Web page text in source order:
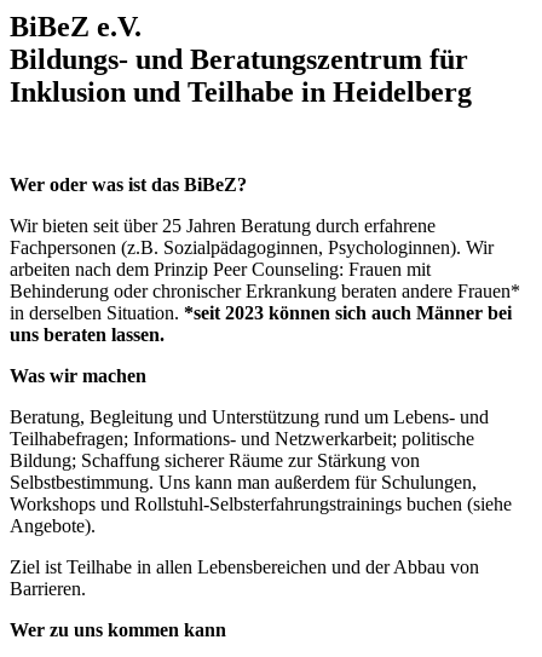
BiBeZ e.V.
Bildungs- und Beratungszentrum für
Inklusion und Teilhabe in Heidelberg
Wer oder was ist das BiBeZ?
Wir bieten seit über 25 Jahren Beratung durch erfahrene
Fachpersonen (z.B. Sozialpädagoginnen, Psychologinnen). Wir
arbeiten nach dem Prinzip Peer Counseling: Frauen mit
Behinderung oder chronischer Erkrankung beraten andere Frauen*
in derselben Situation. *seit 2023 können sich auch Männer bei
uns beraten lassen.
Was wir machen
Beratung, Begleitung und Unterstützung rund um Lebens- und
Teilhabefragen; Informations- und Netzwerkarbeit; politische
Bildung; Schaffung sicherer Räume zur Stärkung von
Selbstbestimmung. Uns kann man außerdem für Schulungen,
Workshops und Rollstuhl-Selbsterfahrungstrainings buchen (siehe
Angebote).
Ziel ist Teilhabe in allen Lebensbereichen und der Abbau von
Barrieren.
Wer zu uns kommen kann